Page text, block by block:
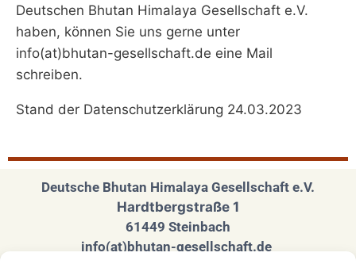
Deutschen Bhutan Himalaya Gesellschaft e.V.
haben, können Sie uns gerne unter
info(at)bhutan-gesellschaft.de eine Mail
schreiben.
Stand der Datenschutzerklärung 24.03.2023
Deutsche Bhutan Himalaya Gesellschaft e.V.
Hardtbergstraße 1
61449 Steinbach
info(at)bhutan-gesellschaft.de